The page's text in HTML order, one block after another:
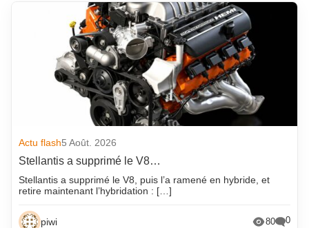
Actu flash5 Août. 2026
Stellantis a supprimé le V8…
Stellantis a supprimé le V8, puis l’a ramené en hybride, et
retire maintenant l’hybridation : […]
piwi 80 0